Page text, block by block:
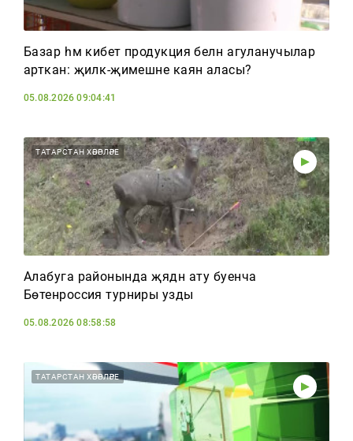
Базар һәм кибет продукция белән агуланучылар
арткан: җиләк-җимешне каян аласы?
05.08.2026 09:04:41
ТАТАРСТАН ХӘБӘРЛӘРЕ
Алабуга районында җәядән ату буенча
Бөтенроссия турниры узды
05.08.2026 08:58:58
ТАТАРСТАН ХӘБӘРЛӘРЕ